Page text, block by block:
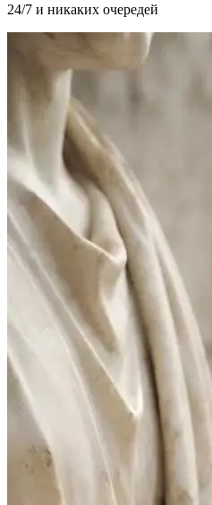
24/7 и никаких очередей